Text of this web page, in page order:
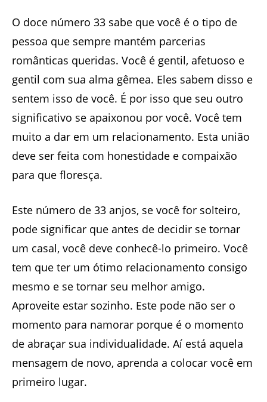
O doce número 33 sabe que você é o tipo de
pessoa que sempre mantém parcerias
românticas queridas. Você é gentil, afetuoso e
gentil com sua alma gêmea. Eles sabem disso e
sentem isso de você. É por isso que seu outro
significativo se apaixonou por você. Você tem
muito a dar em um relacionamento. Esta união
deve ser feita com honestidade e compaixão
para que floresça.
Este número de 33 anjos, se você for solteiro,
pode significar que antes de decidir se tornar
um casal, você deve conhecê-lo primeiro. Você
tem que ter um ótimo relacionamento consigo
mesmo e se tornar seu melhor amigo.
Aproveite estar sozinho. Este pode não ser o
momento para namorar porque é o momento
de abraçar sua individualidade. Aí está aquela
mensagem de novo, aprenda a colocar você em
primeiro lugar.